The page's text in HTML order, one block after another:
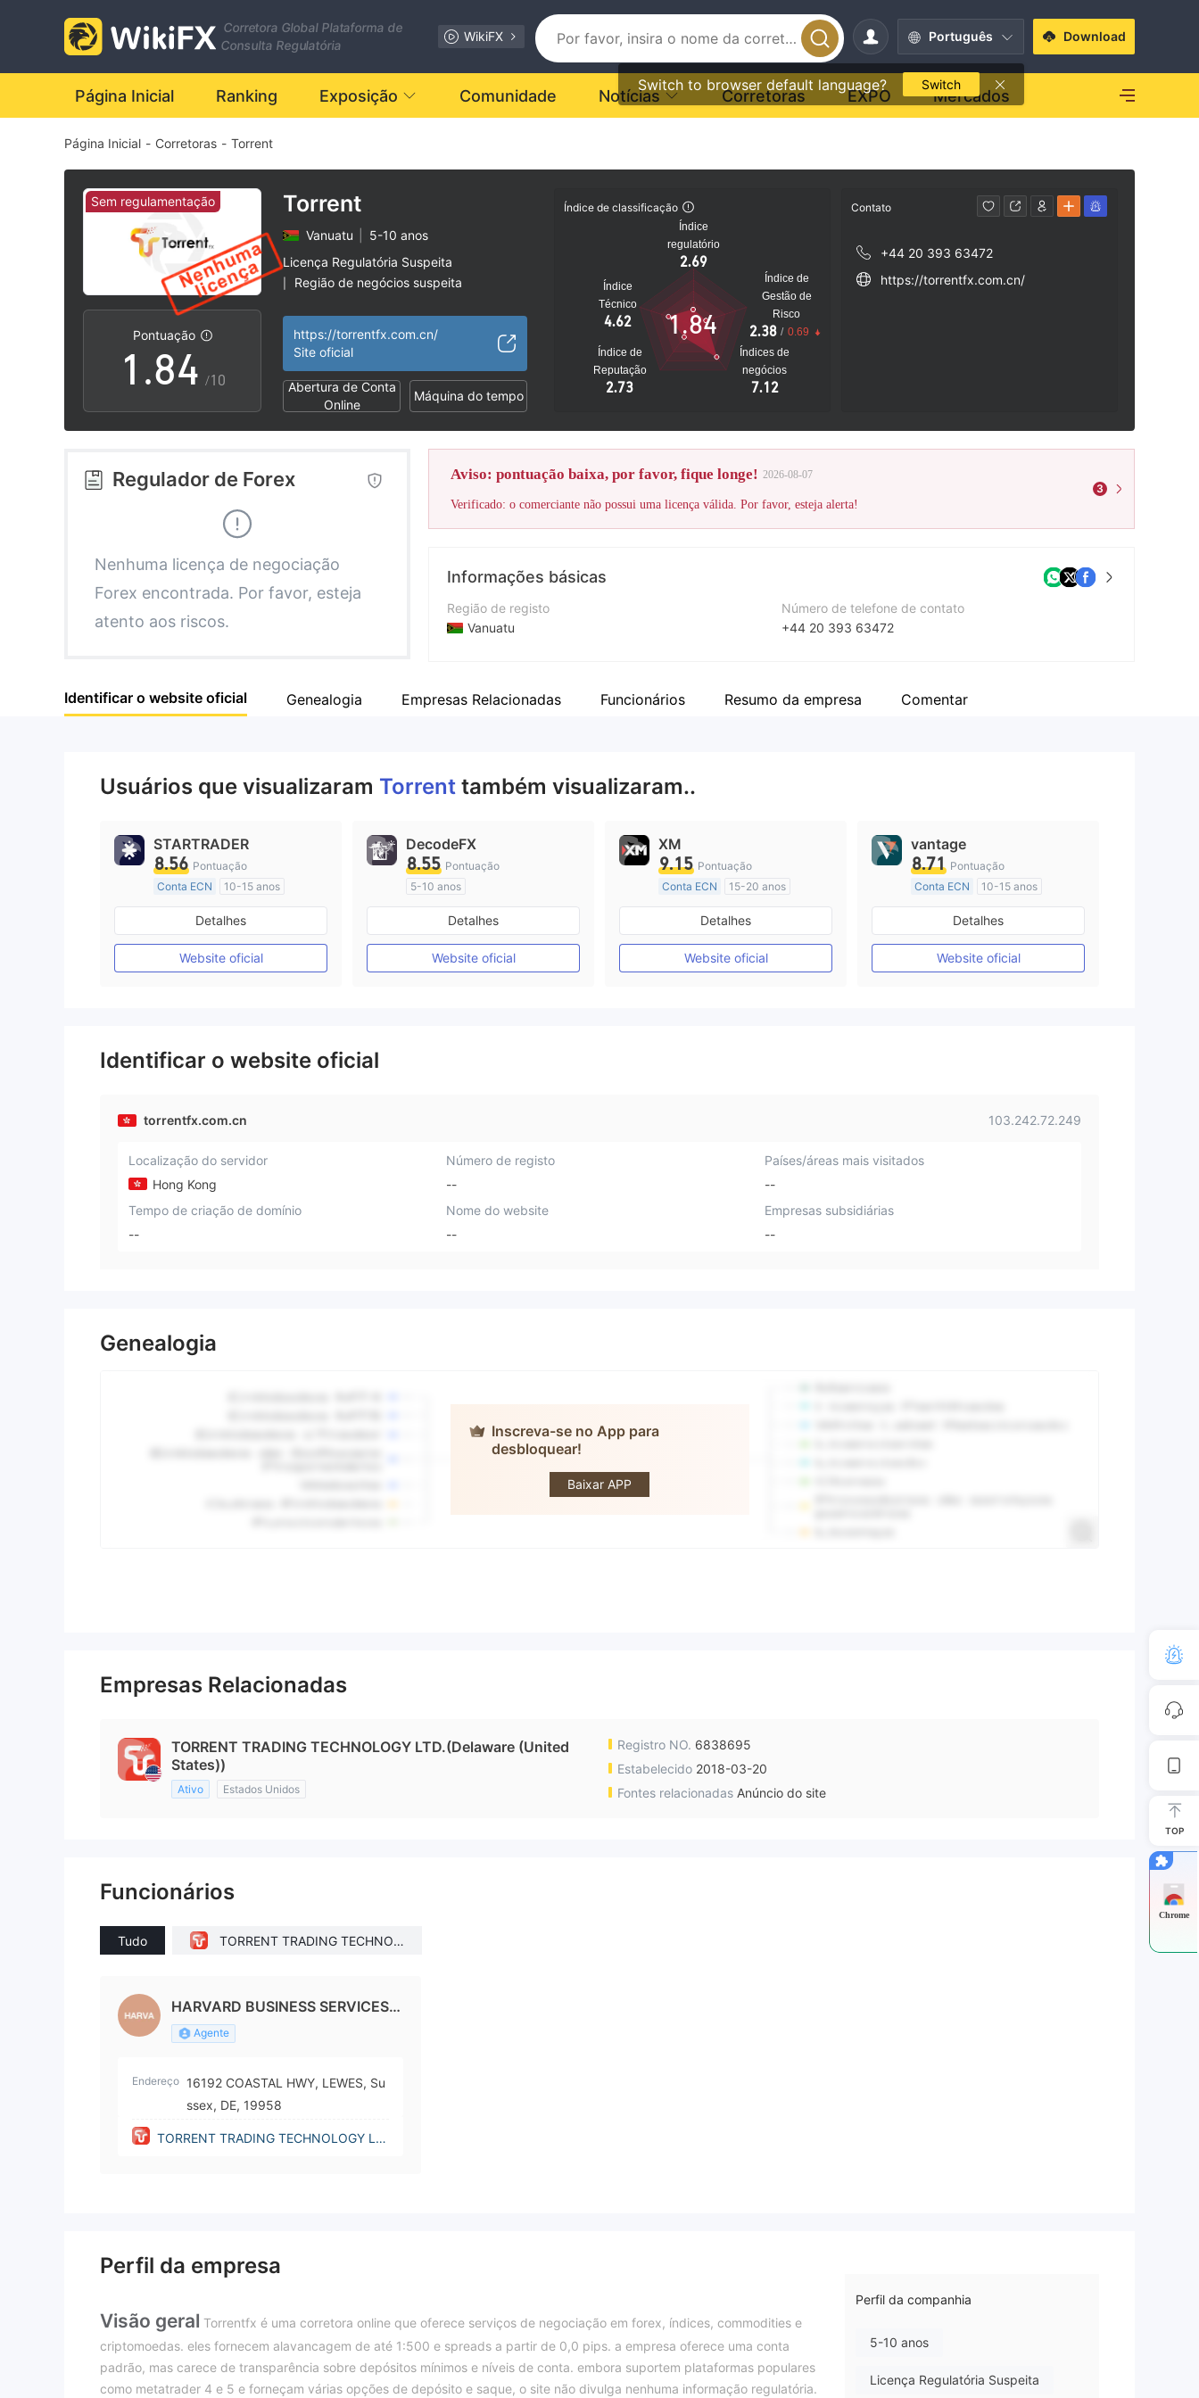
Corretora Global Plataforma de
Consulta Regulatória
WikiFX Português
Switch to browser default language? Switch
Download
Página Inicial Ranking Exposição Comunidade Notícias Corretoras EXPO Mercados
Página Inicial - Corretoras - Torrent
Sem regulamentação
Pontuação
0
1
2
3
5
6
8
9
.
2
3
4
5
6
7
8
9
0
1
2
3
4
5
6
8
9
/10
Torrent
Vanuatu
5-10 anos
Licença Regulatória Suspeita
Região de negócios suspeita
Revogado
Risco potencial alto
https://torrentfx.com.cn/
Site oficial
Abertura de Conta
Online
Máquina do tempo
Índice de classificação
Índice
regulatório
2.69
Índice
Técnico
4.62
Índice de
Reputação
2.73
Índices de
negócios
7.12
Índice de
Gestão de
Risco
2.38 / 0.69
1.84
Contato
+44 20 393 63472
https://torrentfx.com.cn/
Regulador de Forex
Nenhuma licença de negociação
Forex encontrada. Por favor, esteja
atento aos riscos.
Aviso: pontuação baixa, por favor, fique longe! 2026-08-07
Verificado: o comerciante não possui uma licença válida. Por favor, esteja alerta!
3
Informações básicas
Região de registo
Vanuatu
Empresa
Número de telefone de contato
+44 20 393 63472
Identificar o website oficial Genealogia Empresas Relacionadas Funcionários Resumo da empresa Comentar
Usuários que visualizaram Torrent também visualizaram..
STARTRADER
8.56 Pontuação
Conta ECN
10-15 anos
Austrália Regulamento
Market Marketing (MM)
Etiqueta principal MT4
Detalhes
Website oficial
DecodeFX
8.55 Pontuação
5-10 anos
Austrália Regulamento
Market Marketing (MM)
Etiqueta principal MT4
Detalhes
Website oficial
XM
9.15 Pontuação
Conta ECN
15-20 anos
Austrália Regulamento
Market Marketing (MM)
Etiqueta principal MT4
Detalhes
Website oficial
vantage
8.71 Pontuação
Conta ECN
10-15 anos
Austrália Regulamento
Market Marketing (MM)
Etiqueta principal MT4
Detalhes
Website oficial
Identificar o website oficial
torrentfx.com.cn 103.242.72.249
Localização do servidor
Hong Kong
Número de registo
--
Países/áreas mais visitados
--
Tempo de criação de domínio
--
Nome do website
--
Empresas subsidiárias
--
Genealogia
Inscreva-se no App para
desbloquear!
Baixar APP
Empresas Relacionadas
TORRENT TRADING TECHNOLOGY LTD.(Delaware (United
States))
Ativo Estados Unidos
Registro NO. 6838695
Estabelecido 2018-03-20
Fontes relacionadas Anúncio do site
Funcionários
Tudo
TORRENT TRADING TECHNOL
HARVARD BUSINESS SERVICES, I
NC Agente
Endereço 16192 COASTAL HWY, LEWES, Su
ssex, DE, 19958
TORRENT TRADING TECHNOLOGY LT
Perfil da empresa
Visão geral Torrentfx é uma corretora online que oferece serviços de negociação em forex, índices, commodities e
criptomoedas. eles fornecem alavancagem de até 1:500 e spreads a partir de 0,0 pips. a empresa oferece uma conta
padrão, mas carece de transparência sobre depósitos mínimos e níveis de conta. embora suportem plataformas populares
como metatrader 4 e 5 e forneçam várias opções de depósito e saque, o site não divulga nenhuma informação regulatória.
Perfil da companhia
5-10 anos
Licença Regulatória Suspeita
TOP
Chrome